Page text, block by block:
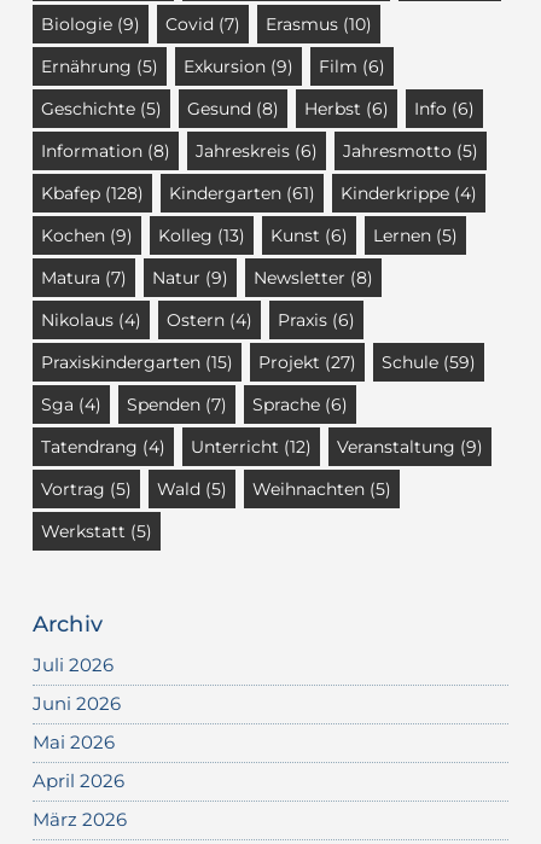
Biologie(9) Covid (7) Erasmus(10)
Ernährung (5) Exkursion(9) Film (6)
Geschichte(5) Gesund (8) Herbst (6) Info (6)
Information(8) Jahreskreis(6) Jahresmotto (5)
Kbafep(128) Kindergarten(61) Kinderkrippe(4)
Kochen(9) Kolleg (13) Kunst (6) Lernen(5)
Matura (7) Natur (9) Newsletter (8)
Nikolaus(4) Ostern(4) Praxis(6)
Praxiskindergarten(15) Projekt (27) Schule(59)
Sga (4) Spenden(7) Sprache(6)
Tatendrang (4) Unterricht (12) Veranstaltung (9)
Vortrag (5) Wald (5) Weihnachten(5)
Werkstatt (5)
Archiv
Juli 2026
Juni 2026
Mai 2026
April 2026
März 2026